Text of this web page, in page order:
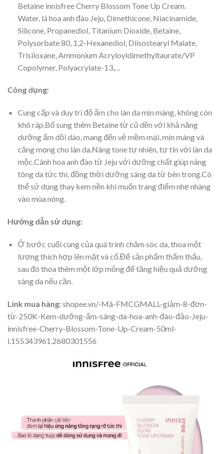
Betaine innisfree Cherry Blossom Tone Up Cream.
Water, lá hoa anh đào Jeju, Dimethicone, Niacinamide,
Silicone, Propanediol, Titanium Dioxide, Betaine,
Polysorbate 80, 1,2-Hexanediol, Diisostearyl Malate,
Trisiloxane, Ammonium Acryloyldimethyltaurate/VP
Copolymer, Polyacrylate-13,…
Công dụng:
Cung cấp và duy trì độ ẩm cho làn da mịn màng, không còn
khô ráp.Bổ sung thêm Betaine từ củ dền với khả năng
dưỡng ẩm dồi dào, mang đến vẻ mềm mại, mịn màng và
căng mọng cho làn da.Nâng tone tự nhiên, tự tin với làn da
mộc.Cánh hoa anh đào từ Jeju với dưỡng chất giúp nâng
tông da tức thì, đồng thời dưỡng sáng da từ bên trong.Có
thể sử dụng thay kem nền khi muốn trang điểm nhẹ nhàng
vào mùa nóng.
Hướng dẫn sử dụng:
Ở bước cuối cùng của quá trình chăm sóc da, thoa một
lượng thích hợp lên mặt và cổ.Để sản phẩm thẩm thấu,
sau đó thoa thêm một lớp mỏng để tăng hiệu quả dưỡng
sáng da nếu cần.
Link mua hàng:shopee.vn/-Mã-FMCGMALL-giảm-8-đơn-
từ-250K-Kem-dưỡng-ẩm-sáng-da-hoa-anh-đào-đảo-Jeju-
innisfree-Cherry-Blossom-Tone-Up-Cream-50ml-
i.155343961.2680301556